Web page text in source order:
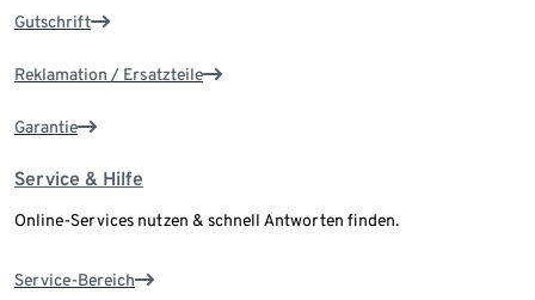
Gutschrift
Reklamation / Ersatzteile
Garantie
Service & Hilfe
Online-Services nutzen & schnell Antworten finden.
Service-Bereich